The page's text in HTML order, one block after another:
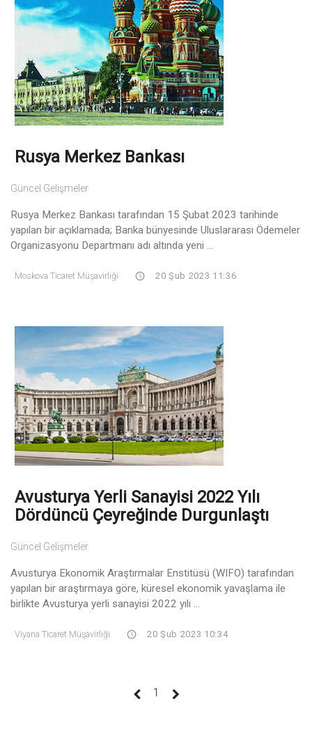
Rusya Merkez Bankası
Güncel Gelişmeler
Rusya Merkez Bankası tarafından 15 Şubat 2023 tarihinde
yapılan bir açıklamada; Banka bünyesinde Uluslararası Ödemeler
Organizasyonu Departmanı adı altında yeni ...
Moskova Ticaret Müşavirliği 20 Şub 2023 11:36
Avusturya Yerli Sanayisi 2022 Yılı
Dördüncü Çeyreğinde Durgunlaştı
Güncel Gelişmeler
Avusturya Ekonomik Araştırmalar Enstitüsü (WIFO) tarafından
yapılan bir araştırmaya göre, küresel ekonomik yavaşlama ile
birlikte Avusturya yerli sanayisi 2022 yılı ...
Viyana Ticaret Müşavirliği 20 Şub 2023 10:34
1 (current)